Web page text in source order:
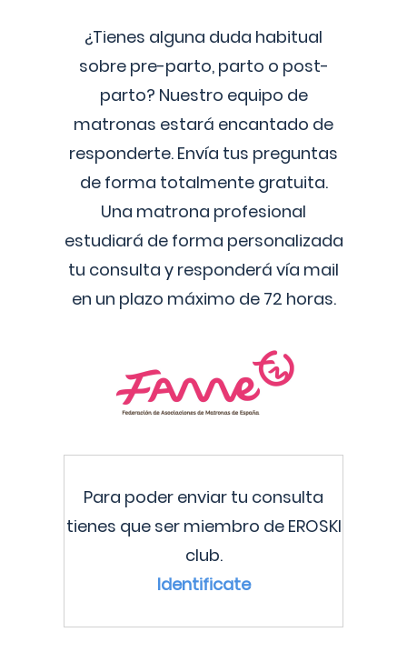
¿Tienes alguna duda habitual
sobre pre-parto, parto o post-
parto? Nuestro equipo de
matronas estará encantado de
responderte. Envía tus preguntas
de forma totalmente gratuita.
Una matrona profesional
estudiará de forma personalizada
tu consulta y responderá vía mail
en un plazo máximo de 72 horas.
Para poder enviar tu consulta
tienes que ser miembro de EROSKI
club.
Identificate